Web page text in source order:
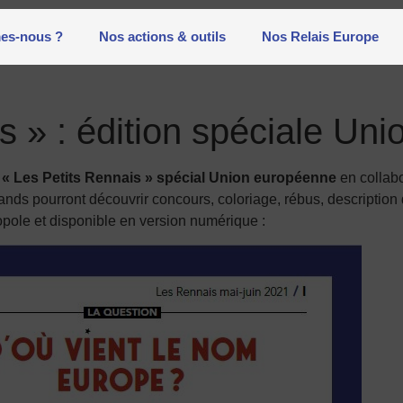
nous ? Nos actions & outils Nos Relais Europe
» : édition spéciale
« Les Petits Rennais » spécial Union européenne en
pourront découvrir concours, coloriage, rébus,
et disponible en version numérique :